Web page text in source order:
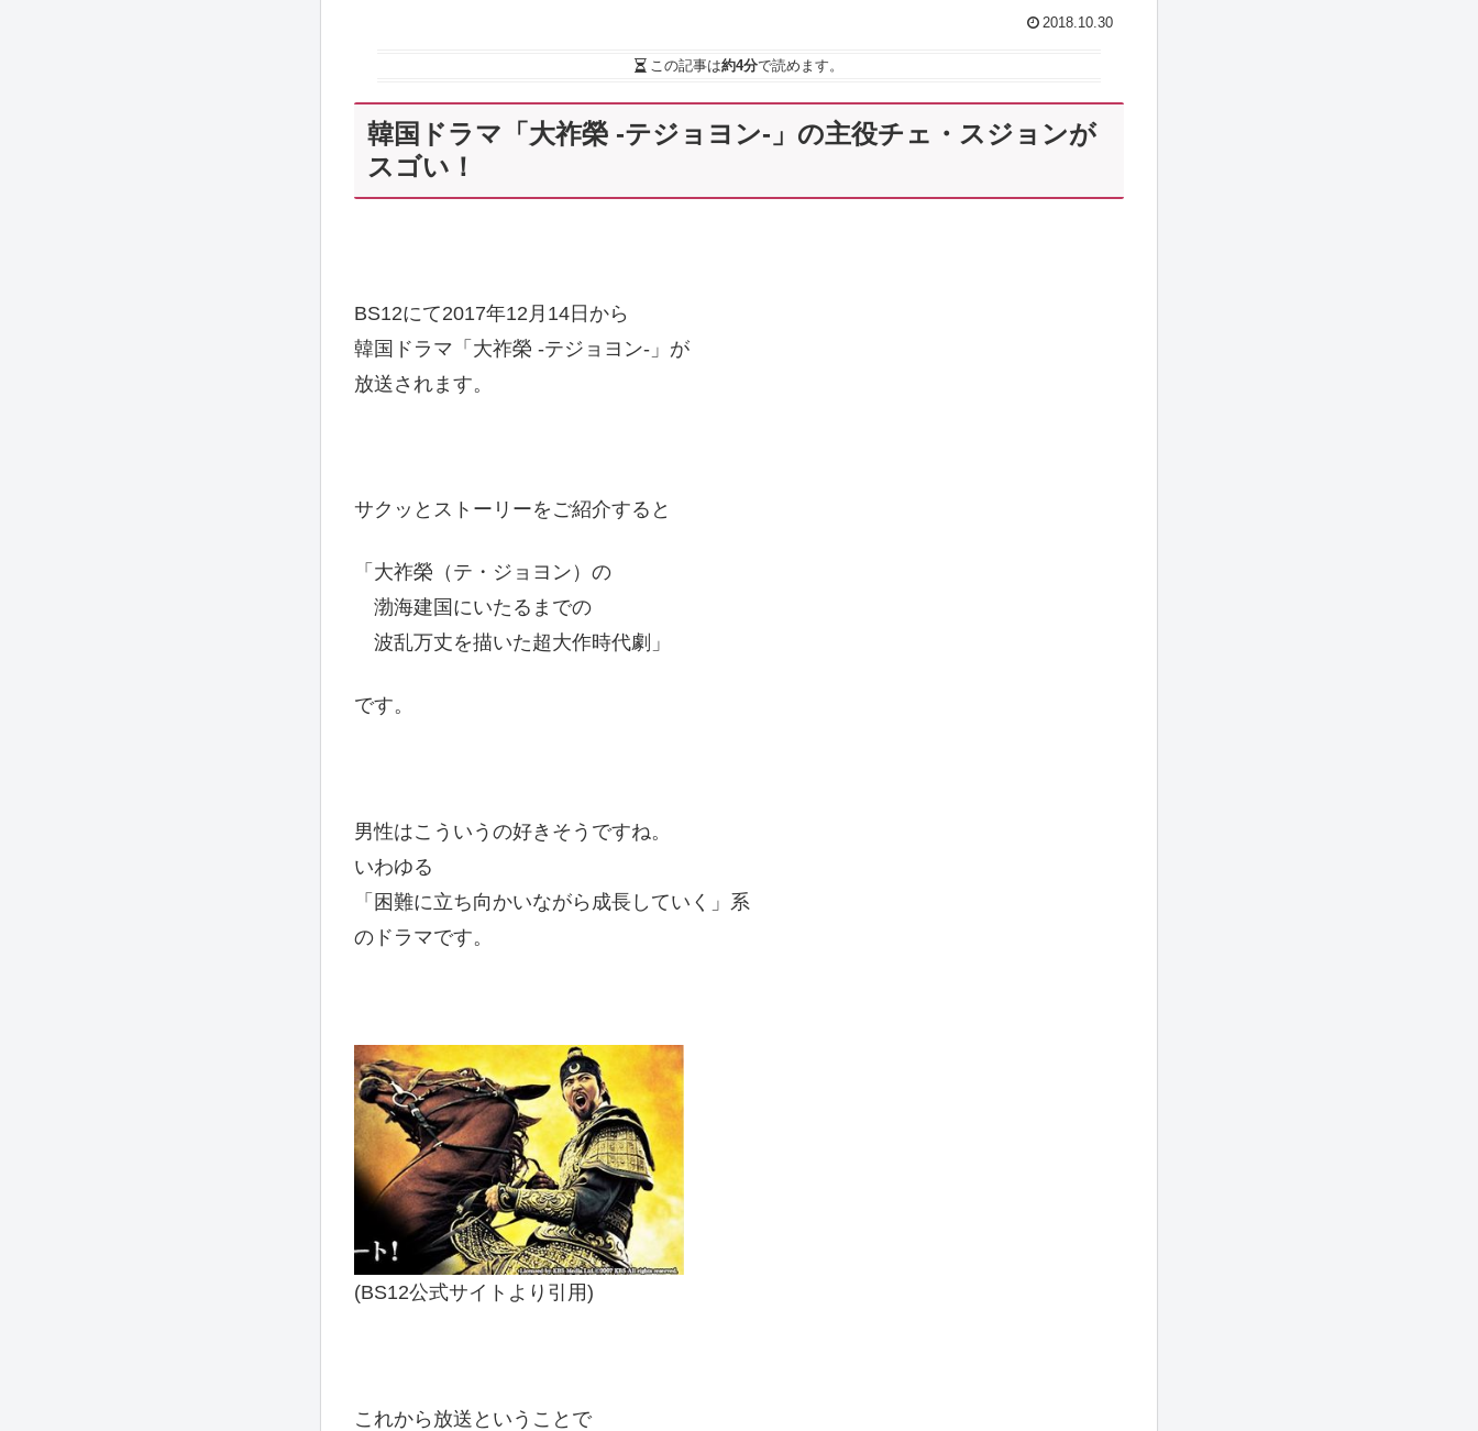
2018.10.30
この記事は約4分で読めます。
韓国ドラマ「大祚榮 -テジョヨン-」の主役チェ・スジョンが
スゴい！
BS12にて2017年12月14日から
韓国ドラマ「大祚榮 -テジョヨン-」が
放送されます。
サクッとストーリーをご紹介すると
「大祚榮（テ・ジョヨン）の
渤海建国にいたるまでの
波乱万丈を描いた超大作時代劇」
です。
男性はこういうの好きそうですね。
いわゆる
「困難に立ち向かいながら成長していく」系
のドラマです。
(BS12公式サイトより引用)
これから放送ということで